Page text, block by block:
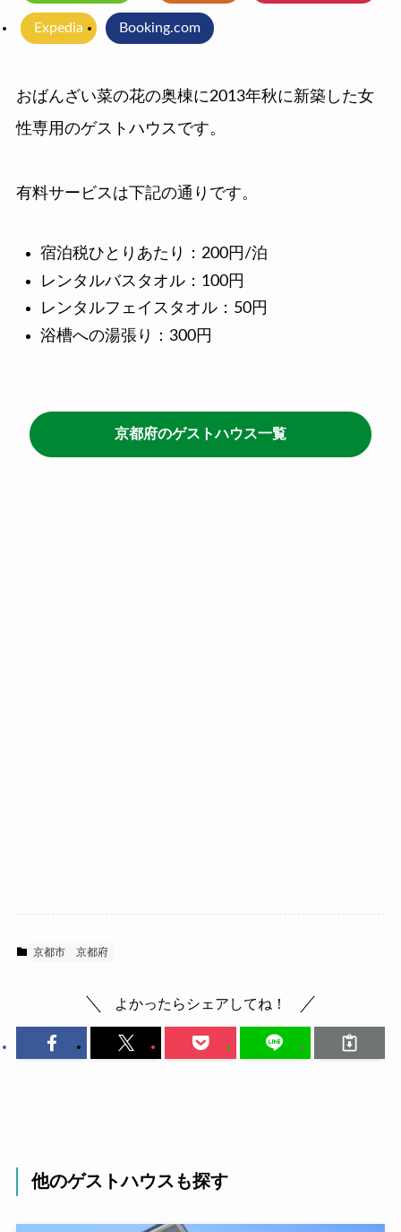
Expedia Booking.com
おばんざい菜の花の奥棟に2013年秋に新築した女
性専用のゲストハウスです。
有料サービスは下記の通りです。
宿泊税ひとりあたり：200円/泊
レンタルバスタオル：100円
レンタルフェイスタオル：50円
浴槽への湯張り：300円
京都府のゲストハウス一覧
京都市 京都府
よかったらシェアしてね！
他のゲストハウスも探す